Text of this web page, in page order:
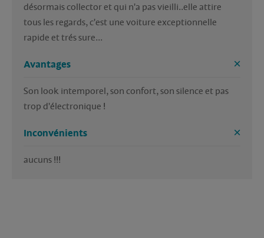
désormais collector et qui n'a pas vieilli..elle attire
tous les regards, c'est une voiture exceptionnelle
rapide et trés sure...
Avantages
Son look intemporel, son confort, son silence et pas
trop d'électronique !
Inconvénients
aucuns !!!